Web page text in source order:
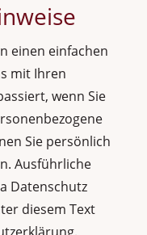
einen einfachen
mit Ihren
wenn Sie
Sie persönlich
Ausführliche
Datenschutz
diesem Text